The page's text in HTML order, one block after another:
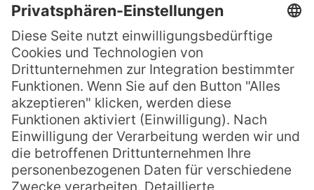
» Gebirgssafari auf
Armeepisten
Das Innere der Insel lässt sich mit einer
Gebirgssafari im Geländewagen erkunden.
Dabei folgt die Route den alten
Armeepisten, die die Amerikaner im